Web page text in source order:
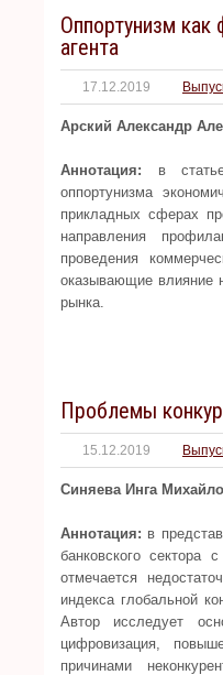
Оппортунизм как
агента
17.12.2019
Арский Александр
Аннотация: в статье
оппортунизма
прикладных сферах
направления
проведения
оказывающие влияние
рынка.
Проблемы
15.12.2019
Синяева Инга
Аннотация: в
банковского сектора
отмечается
индекса глобальной
Автор исследует
цифровизация,
причинами